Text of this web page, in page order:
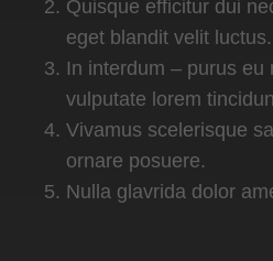
Quisque efficitur dui
eget blandit velit luctus.
In interdum – purus eu
vulputate lorem
Vivamus scelerisque
ornare posuere.
Nulla glavrida dolor